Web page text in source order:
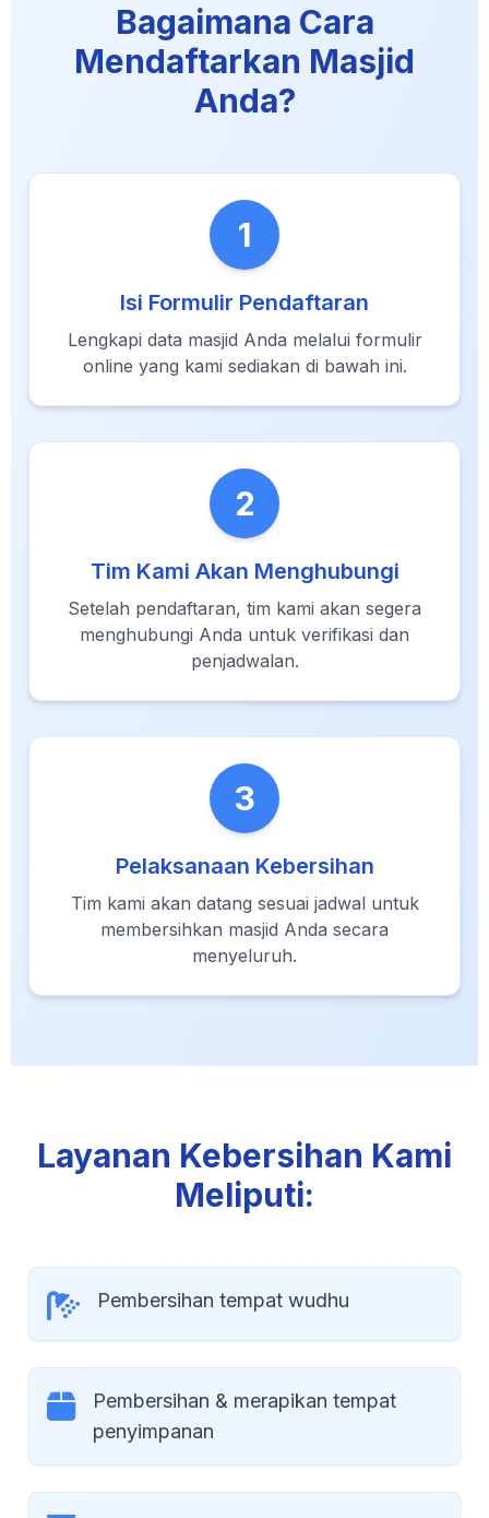
Bagaimana Cara
Mendaftarkan Masjid
Anda?
1
Isi Formulir Pendaftaran
Lengkapi data masjid Anda melalui formulir
online yang kami sediakan di bawah ini.
2
Tim Kami Akan Menghubungi
Setelah pendaftaran, tim kami akan segera
menghubungi Anda untuk verifikasi dan
penjadwalan.
3
Pelaksanaan Kebersihan
Tim kami akan datang sesuai jadwal untuk
membersihkan masjid Anda secara
menyeluruh.
Layanan Kebersihan Kami
Meliputi:
Pembersihan tempat wudhu
Pembersihan & merapikan tempat
penyimpanan